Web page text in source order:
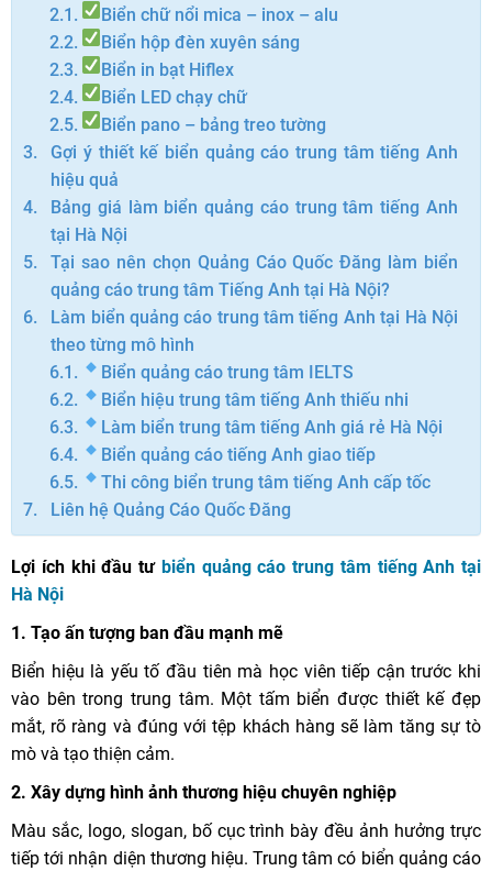
Biển chữ nổi mica – inox – alu
Biển hộp đèn xuyên sáng
Biển in bạt Hiflex
Biển LED chạy chữ
Biển pano – bảng treo tường
Gợi ý thiết kế biển quảng cáo trung tâm tiếng Anh
hiệu quả
Bảng giá làm biển quảng cáo trung tâm tiếng Anh
tại Hà Nội
Tại sao nên chọn Quảng Cáo Quốc Đăng làm biển
quảng cáo trung tâm Tiếng Anh tại Hà Nội?
Làm biển quảng cáo trung tâm tiếng Anh tại Hà Nội
theo từng mô hình
Biển quảng cáo trung tâm IELTS
Biển hiệu trung tâm tiếng Anh thiếu nhi
Làm biển trung tâm tiếng Anh giá rẻ Hà Nội
Biển quảng cáo tiếng Anh giao tiếp
Thi công biển trung tâm tiếng Anh cấp tốc
Liên hệ Quảng Cáo Quốc Đăng
Lợi ích khi đầu tư biển quảng cáo trung tâm tiếng Anh tại
Hà Nội
1. Tạo ấn tượng ban đầu mạnh mẽ
Biển hiệu là yếu tố đầu tiên mà học viên tiếp cận trước khi
vào bên trong trung tâm. Một tấm biển được thiết kế đẹp
mắt, rõ ràng và đúng với tệp khách hàng sẽ làm tăng sự tò
mò và tạo thiện cảm.
2. Xây dựng hình ảnh thương hiệu chuyên nghiệp
Màu sắc, logo, slogan, bố cục trình bày đều ảnh hưởng trực
tiếp tới nhận diện thương hiệu. Trung tâm có biển quảng cáo